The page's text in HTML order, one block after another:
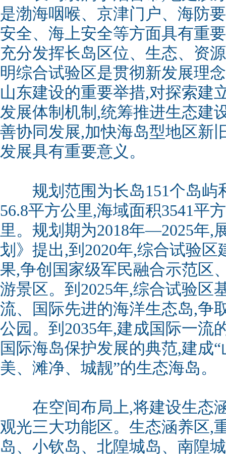
是渤海咽喉、京津门户、海防
安全、海上安全等方面具有重
充分发挥长岛区位、生态、资
明综合试验区是贯彻新发展理
山东建设的重要举措,对探索建
发展体制机制,统筹推进生态建
善协同发展,加快海岛型地区新
发展具有重要意义。
规划范围为长岛151个岛屿
56.8平方公里,海域面积3541平
里。规划期为2018年—2025年,
划》提出,到2020年,综合试验
果,争创国家级军民融合示范区
游景区。到2025年,综合试验区
流、国际先进的海洋生态岛,争
公园。到2035年,建成国际一流
国际海岛保护发展的典范,建成
美、滩净、城靓”的生态海岛。
在空间布局上,将建设生态
观光三大功能区。生态涵养区,
岛、小钦岛、北隍城岛、南隍